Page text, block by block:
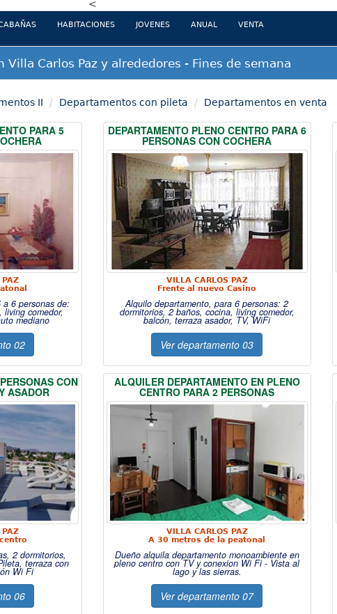
<
(current)HABITACIONES JOVENES ANUAL VENTA
Villa Carlos Paz y alrededores - Fines de semana
II Departamentos con pileta Departamentos en venta
PARA 5
PAZ
a 6 personas de:
comedor,
mediano
02
DEPARTAMENTO PLENO CENTRO PARA 6
PERSONAS CON COCHERA
VILLA CARLOS PAZ
Frente al nuevo Casino
Alquilo departamento, para 6 personas: 2
dormitorios, 2 baños, cocina, living comedor,
balcón, terraza asador, TV, WiFi
Ver departamento 03
CON
ASADOR
PAZ
2 dormitorios,
terraza con
Wi Fi
06
ALQUILER DEPARTAMENTO EN PLENO
CENTRO PARA 2 PERSONAS
VILLA CARLOS PAZ
A 30 metros de la peatonal
Dueño alquila departamento monoambiente en
pleno centro con TV y conexion Wi Fi - Vista al
lago y las sierras.
Ver departamento 07